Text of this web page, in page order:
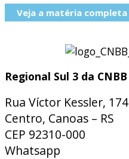
Veja a matéria completa
Regional Sul 3 da CNBB
Rua Víctor Kessler, 174
Centro, Canoas – RS
CEP 92310-000
Whatsapp